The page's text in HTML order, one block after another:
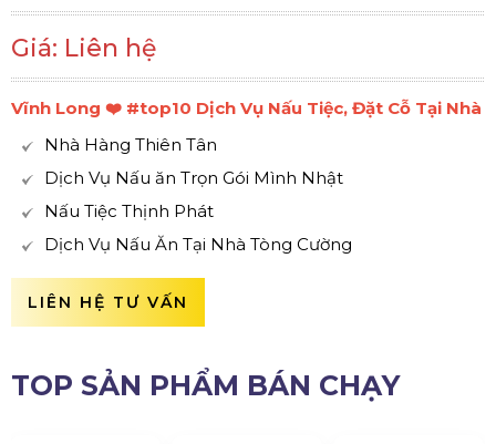
Giá: Liên hệ
Vĩnh Long ❤️️ #top10 Dịch Vụ Nấu Tiệc, Đặt Cỗ Tại Nhà
Nhà Hàng Thiên Tân
Dịch Vụ Nấu ăn Trọn Gói Mình Nhật
Nấu Tiệc Thịnh Phát
Dịch Vụ Nấu Ăn Tại Nhà Tòng Cường
LIÊN HỆ TƯ VẤN
TOP SẢN PHẨM BÁN CHẠY